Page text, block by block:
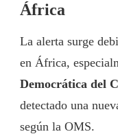
África
La alerta surge
en África,
Democrática del
detectado una
según la OMS.